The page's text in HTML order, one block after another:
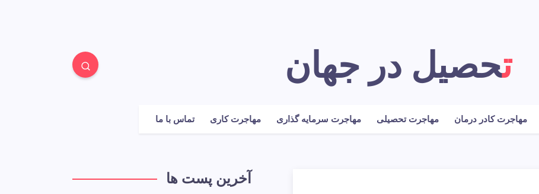
تحصیل در جهان
مهاجرت کادر درمان مهاجرت تحصیلی مهاجرت سرمایه گذاری مهاجرت کاری تماس با ما
آخرین پست ها